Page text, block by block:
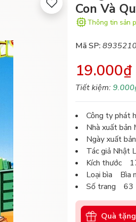
Con Và
Thông tin sản
Mã SP:
19.000₫
Tiết kiệm:
Công ty phát
Nhà xuất bản
Ngày xuất
Tác giả Nhật
Kích thước
Loại bìa Bìa
Số trang 63
Quà